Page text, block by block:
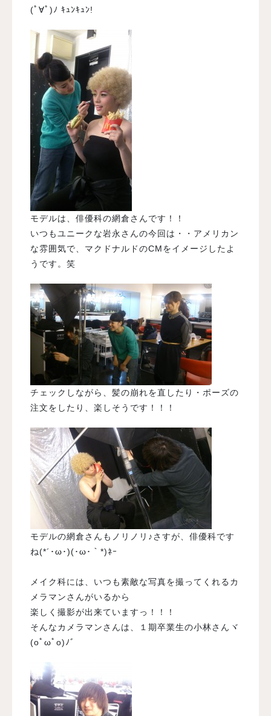
(ﾟ∀ﾟ)ﾉ ｷｭﾝｷｭﾝ!
モデルは、俳優科の網倉さんです！！
いつもユニークな岩永さんの今回は・・アメリカン
な雰囲気で、マクドナルドのCMをイメージしたよ
うです。笑
チェックしながら、髪の崩れを直したり・ポーズの
注文をしたり、楽しそうです！！！
モデルの網倉さんもノリノリ♪さすが、俳優科です
ね(*´･ω･)(･ω･｀*)ﾈｰ
メイク科には、いつも素敵な写真を撮ってくれるカ
メラマンさんがいるから
楽しく撮影が出来ていますっ！！！
そんなカメラマンさんは、１期卒業生の小林さんヾ
(oﾟωﾟo)ﾉﾞ